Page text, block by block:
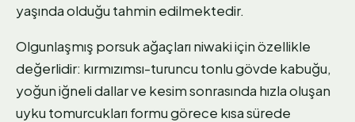
yaşında olduğu tahmin edilmektedir.
Olgunlaşmış porsuk ağaçları niwaki için özellikle
değerlidir: kırmızımsı-turuncu tonlu gövde kabuğu,
yoğun iğneli dallar ve kesim sonrasında hızla oluşan
uyku tomurcukları formu görece kısa sürede